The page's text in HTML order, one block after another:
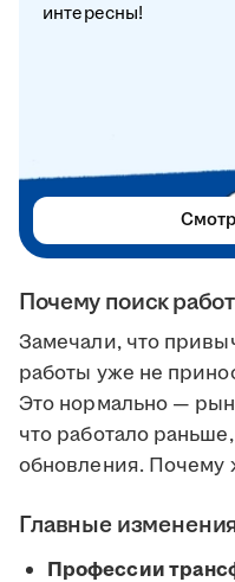
Почему поиск
Замечали, что
работы уже не
Это нормально —
что работало
обновления. Почему
Главные
Профессии
интересны!